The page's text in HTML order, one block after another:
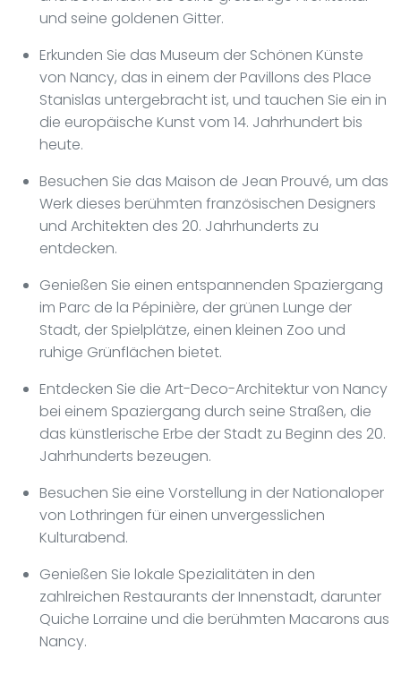
und seine goldenen Gitter.
Erkunden Sie das Museum der Schönen Künste
von Nancy, das in einem der Pavillons des Place
Stanislas untergebracht ist, und tauchen Sie ein in
die europäische Kunst vom 14. Jahrhundert bis
heute.
Besuchen Sie das Maison de Jean Prouvé, um das
Werk dieses berühmten französischen Designers
und Architekten des 20. Jahrhunderts zu
entdecken.
Genießen Sie einen entspannenden Spaziergang
im Parc de la Pépinière, der grünen Lunge der
Stadt, der Spielplätze, einen kleinen Zoo und
ruhige Grünflächen bietet.
Entdecken Sie die Art-Deco-Architektur von Nancy
bei einem Spaziergang durch seine Straßen, die
das künstlerische Erbe der Stadt zu Beginn des 20.
Jahrhunderts bezeugen.
Besuchen Sie eine Vorstellung in der Nationaloper
von Lothringen für einen unvergesslichen
Kulturabend.
Genießen Sie lokale Spezialitäten in den
zahlreichen Restaurants der Innenstadt, darunter
Quiche Lorraine und die berühmten Macarons aus
Nancy.